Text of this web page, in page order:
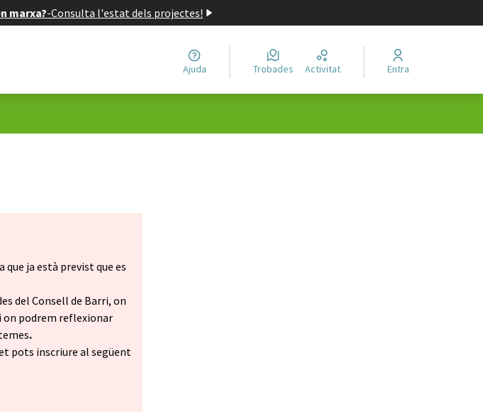
marxa?-Consulta l'estat dels projectes!
Ajuda Trobades Activitat Entra
ja està previst que es
del Consell de Barri, on
on podrem reflexionar
.
pots inscriure al següent